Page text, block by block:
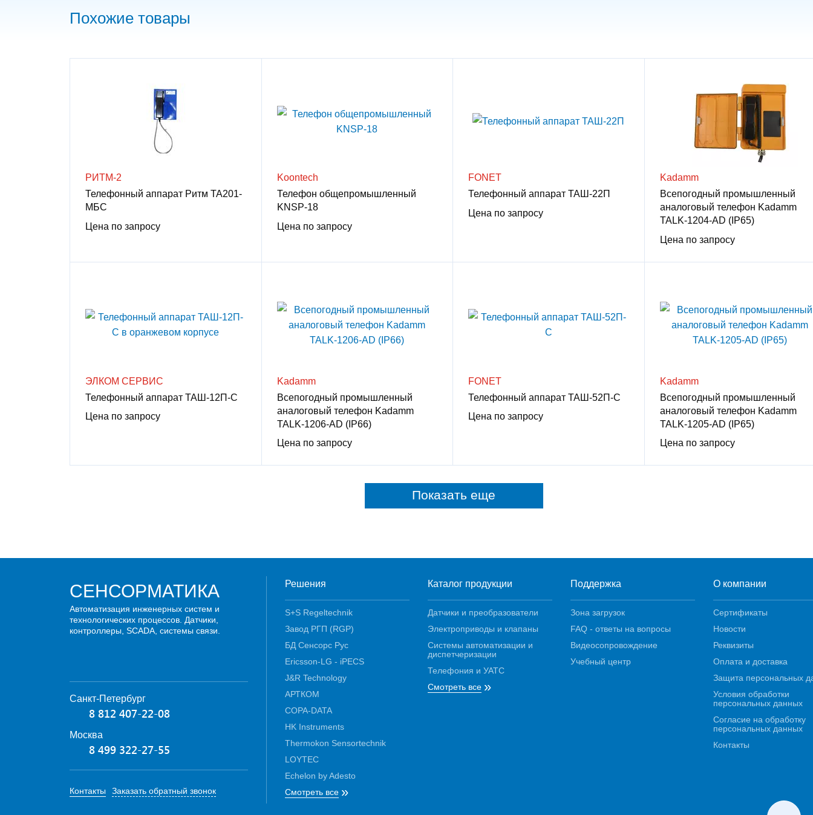
Похожие товары
РИТМ-2
Телефонный аппарат Ритм ТА201-
МБС
Цена по запросу
Koontech
Телефон общепромышленный
KNSP-18
Цена по запросу
FONET
Телефонный аппарат ТАШ-22П
Цена по запросу
Kadamm
Всепогодный промышленный
аналоговый телефон Kadamm
TALK-1204-AD (IP65)
Цена по запросу
ЭЛКОМ СЕРВИС
Телефонный аппарат ТАШ-12П-С
Цена по запросу
Kadamm
Всепогодный промышленный
аналоговый телефон Kadamm
TALK-1206-AD (IP66)
Цена по запросу
FONET
Телефонный аппарат ТАШ-52П-С
Цена по запросу
Kadamm
Всепогодный промышленный
аналоговый телефон Kadamm
TALK-1205-AD (IP65)
Цена по запросу
Показать еще
СЕНСОРМАТИКА
Автоматизация инженерных систем и
технологических процессов. Датчики,
контроллеры, SCADA, системы связи.
Санкт-Петербург
8 812 407-22-08
Москва
8 499 322-27-55
Контакты Заказать обратный звонок
Решения
S+S Regeltechnik
Завод РГП (RGP)
БД Сенсорс Рус
Ericsson-LG - iPECS
J&R Technology
АРТКОМ
COPA-DATA
HK Instruments
Thermokon Sensortechnik
LOYTEC
Echelon by Adesto
Смотреть все »
Каталог продукции
Датчики и преобразователи
Электроприводы и клапаны
Системы автоматизации и
диспетчеризации
Телефония и УАТС
Смотреть все »
Поддержка
Зона загрузок
FAQ - ответы на вопросы
Видеосопровождение
Учебный центр
О компании
Сертификаты
Новости
Реквизиты
Оплата и доставка
Защита персональных
Условия обработки
персональных данных
Согласие на обработку
персональных данных
Контакты